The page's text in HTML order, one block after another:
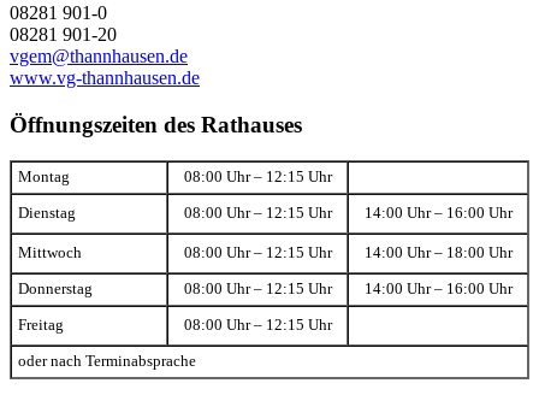
08281 901-0
08281 901-20
vgem@thannhausen.de
www.vg-thannhausen.de
Öffnungszeiten des Rathauses
Montag 08:00 Uhr – 12:15 Uhr
Dienstag 08:00 Uhr – 12:15 Uhr 14:00 Uhr – 16:00 Uhr
Mittwoch 08:00 Uhr – 12:15 Uhr 14:00 Uhr – 18:00 Uhr
Donnerstag 08:00 Uhr – 12:15 Uhr 14:00 Uhr – 16:00 Uhr
Freitag 08:00 Uhr – 12:15 Uhr
oder nach Terminabsprache